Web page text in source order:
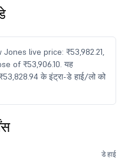
live price: ₹53,982.21,
of ₹53,906.10. यह
के इंट्रा-डे हाई/लो को
डे हाई